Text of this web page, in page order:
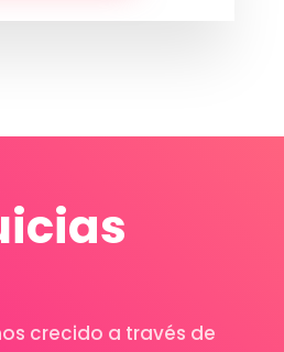
crecido a través de